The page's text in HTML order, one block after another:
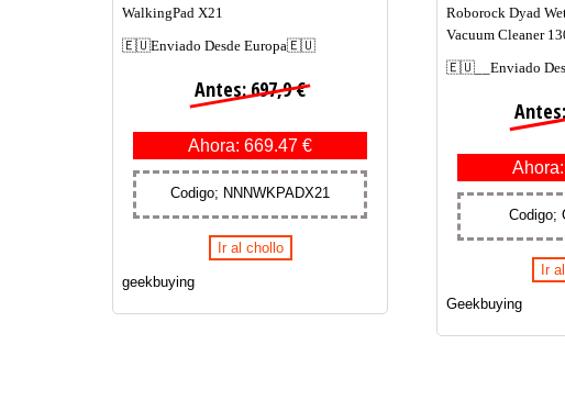
WalkingPad X21
🇪🇺Enviado Desde Europa🇪🇺
Antes: 697,9 €
Ahora: 669.47 €
Codigo; NNNWKPADX21
Ir al chollo
geekbuying
Roborock Dyad
Vacuum Cleaner
🇪🇺__Enviado
Codigo;
Ir
Geekbuying